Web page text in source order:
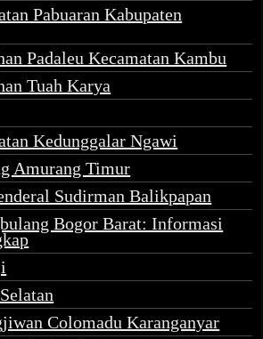
Pabuaran Kabupaten
Padaleu Kecamatan Kambu
Tuah Karya
Kedunggalar Ngawi
Amurang Timur
Sudirman Balikpapan
Bogor Barat: Informasi
Colomadu Karanganyar